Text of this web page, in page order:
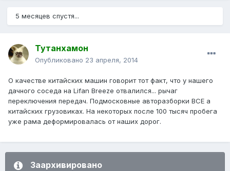
5 месяцев спустя...
Тутанхамон
Опубликовано 23 апреля, 2014
О качестве китайских машин говорит тот факт, что у нашего
дачного соседа на Lifan Breeze отвалился... рычаг
переключения передач. Подмосковные авторазборки ВСЕ а
китайских грузовиках. На некоторых после 100 тысяч пробега
уже рама деформировалась от наших дорог.
Заархивировано